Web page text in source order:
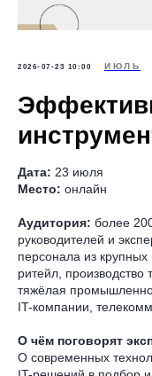
2026-07-23 10:00 ИЮЛЬ
Дата: 23 июля
Место: онлайн
Аудитория: более
руководителей и
персонала из
ритейл, производство
тяжёлая
IT-компании,
О чём поговорят
О современных